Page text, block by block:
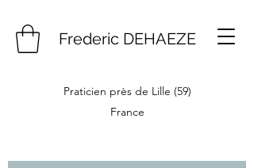
Frederic DEHAEZE
Praticien près de Lille (59)
France